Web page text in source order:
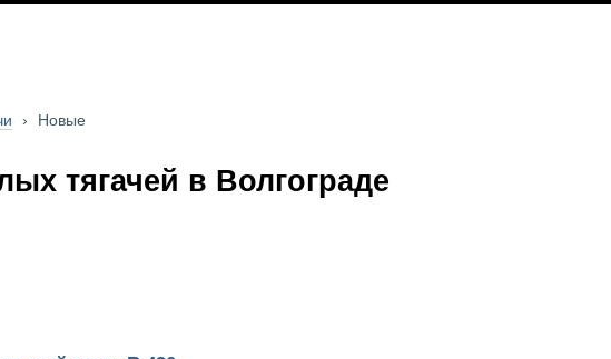
› Новые
тягачей в Волгограде